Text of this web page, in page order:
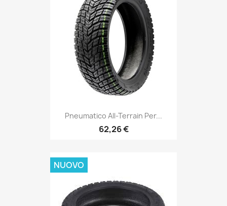
Pneumatico All-Terrain Per...
62,26 €
NUOVO